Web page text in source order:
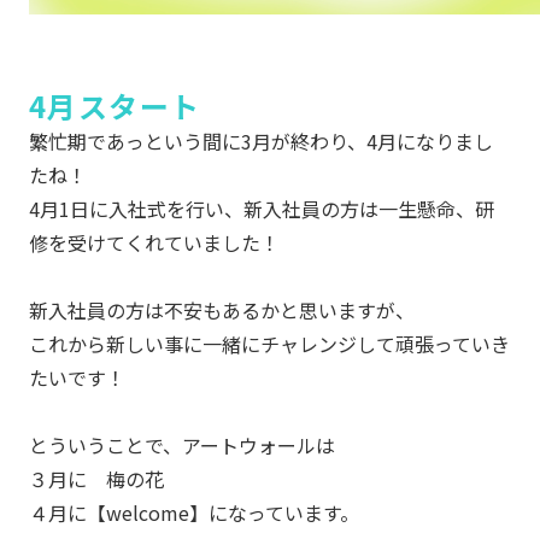
4月スタート
繁忙期であっという間に3月が終わり、 4月になりまし
たね！
4月1日に入社式を行い、新入社員の方は一生懸命、研
修を受けてくれていました！
新入社員の方は不安もあるかと思いますが、
これから新しい事に一緒にチャレンジして頑張っていき
たいです！
とういうことで、アートウォールは
３月に 梅の花
４月に【welcome】になっています。